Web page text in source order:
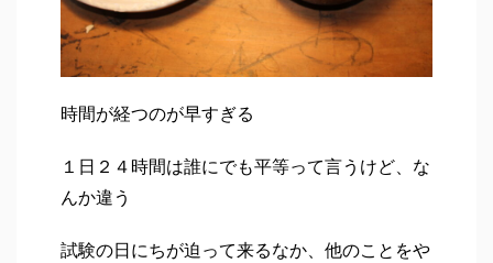
時間が経つのが早すぎる
１日２４時間は誰にでも平等って言うけど、な
んか違う
試験の日にちが迫って来るなか、他のことをや